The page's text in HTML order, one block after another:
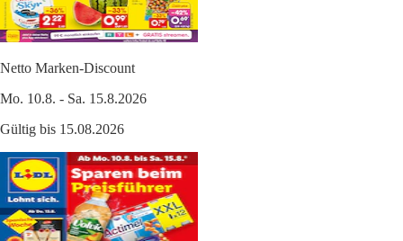
Netto Marken-Discount
Mo. 10.8. - Sa. 15.8.2026
Gültig bis 15.08.2026